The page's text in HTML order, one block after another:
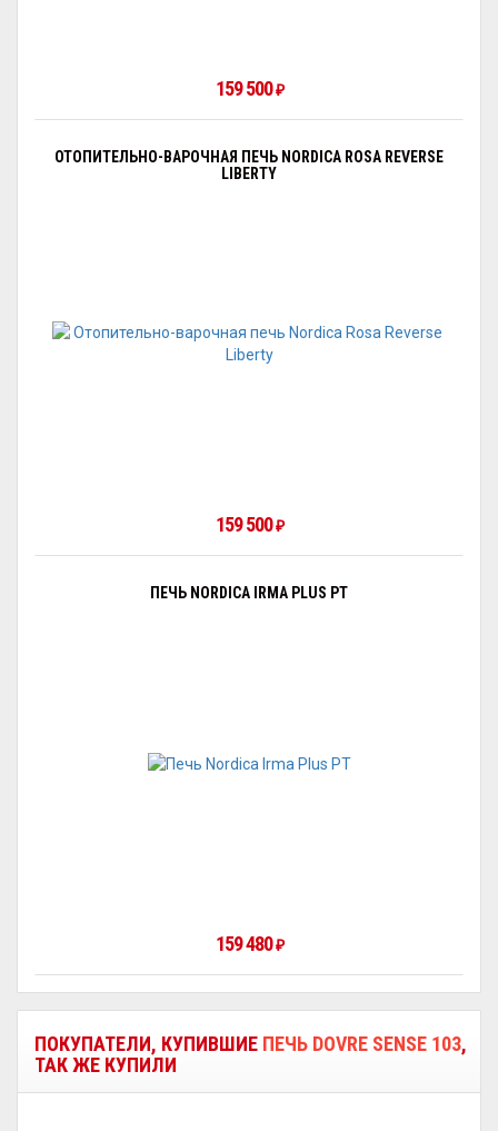
159 500₽
ОТОПИТЕЛЬНО-ВАРОЧНАЯ ПЕЧЬ NORDICA ROSA REVERSE
LIBERTY
159 500₽
ПЕЧЬ NORDICA IRMA PLUS PT
159 480₽
ПОКУПАТЕЛИ, КУПИВШИЕ ПЕЧЬ DOVRE SENSE 103,
ТАК ЖЕ КУПИЛИ